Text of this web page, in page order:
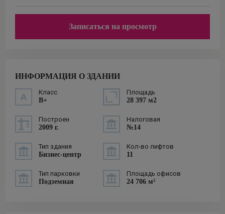
Записаться на просмотр
ИНФОРМАЦИЯ О ЗДАНИИ
Класс
B+
Площадь
28 397 м2
Построен
2009 г.
Налоговая
№14
Тип здания
Бизнес-центр
Кол-во лифтов
11
Тип парковки
Подземная
Площадь офисов
24 706 м²